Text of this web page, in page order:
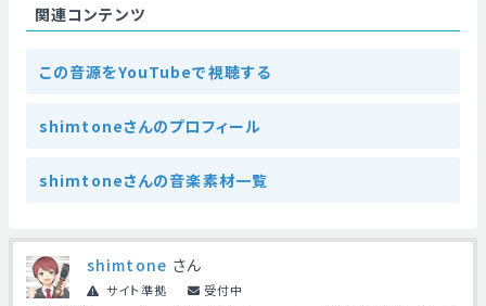
関連コンテンツ
この音源をYouTubeで視聴する
shimtoneさんのプロフィール
shimtoneさんの音楽素材一覧
shimtone さん
サイト準拠 受付中